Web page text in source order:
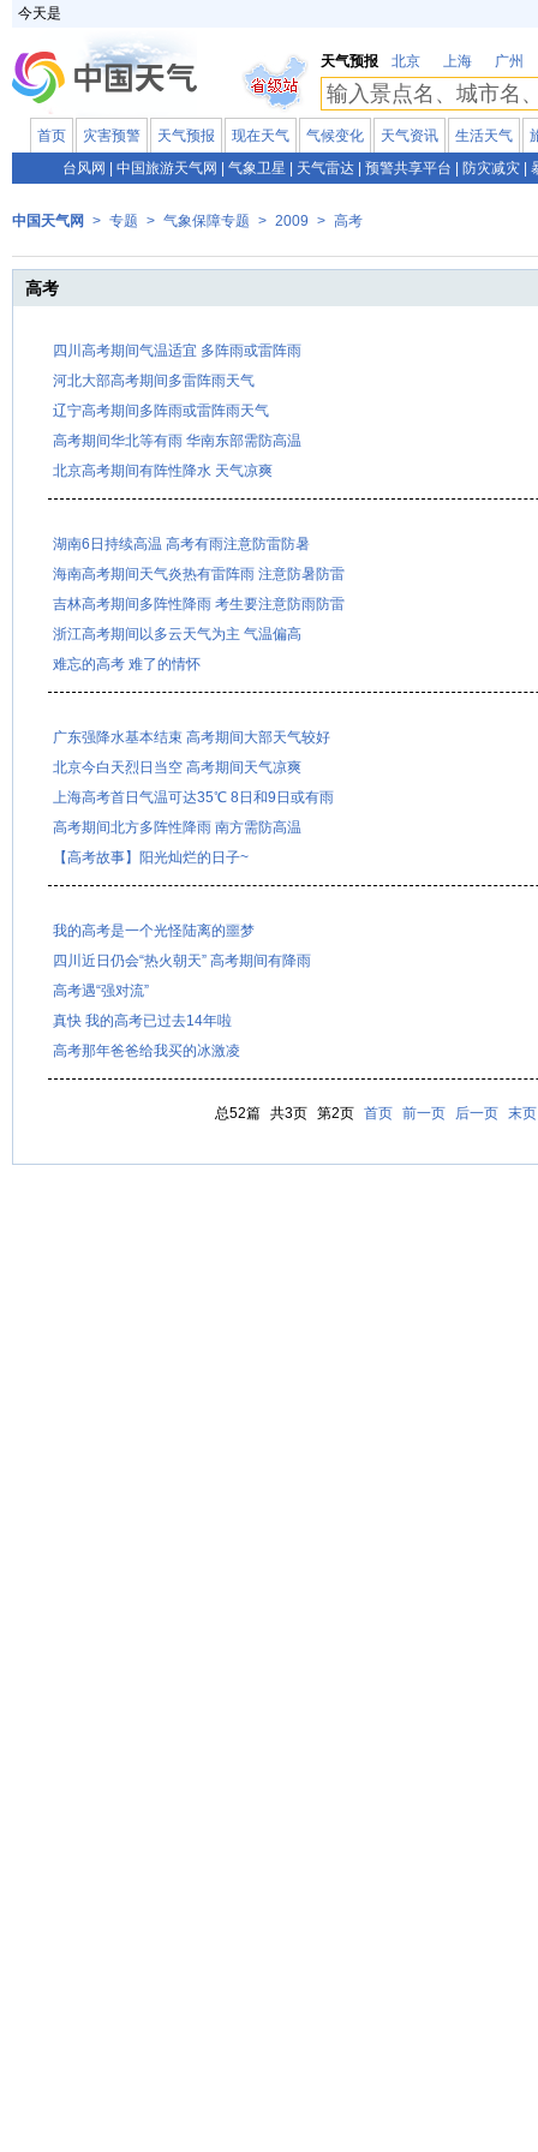
今天是
天气预报 北京 上海 广州
首页 灾害预警 天气预报 现在天气 气候变化 天气资讯 生活天气
台风网
中国旅游天气网 气象卫星 天气雷达 预警共享平台 防灾减灾
中国天气网 > 专题 > 气象保障专题 > 2009 > 高考
高考
四川高考期间气温适宜 多阵雨或雷阵雨
河北大部高考期间多雷阵雨天气
辽宁高考期间多阵雨或雷阵雨天气
高考期间华北等有雨 华南东部需防高温
北京高考期间有阵性降水 天气凉爽
湖南6日持续高温 高考有雨注意防雷防暑
海南高考期间天气炎热有雷阵雨 注意防暑防雷
吉林高考期间多阵性降雨 考生要注意防雨防雷
浙江高考期间以多云天气为主 气温偏高
难忘的高考 难了的情怀
广东强降水基本结束 高考期间大部天气较好
北京今白天烈日当空 高考期间天气凉爽
上海高考首日气温可达35℃ 8日和9日或有雨
高考期间北方多阵性降雨 南方需防高温
【高考故事】阳光灿烂的日子~
我的高考是一个光怪陆离的噩梦
四川近日仍会“热火朝天” 高考期间有降雨
高考遇“强对流”
真快 我的高考已过去14年啦
高考那年爸爸给我买的冰激凌
总52篇 共3页 第2页 首页 前一页 后一页 末页